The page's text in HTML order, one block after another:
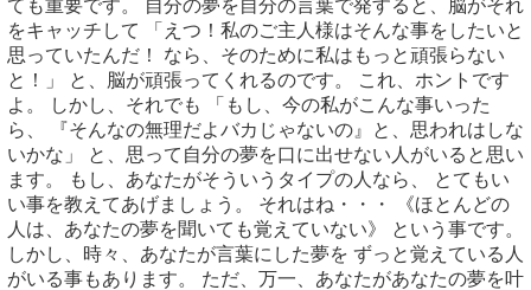
ても重要です。 自分の夢を自分の言葉で発すると、脳がそれ
をキャッチして 「えつ！私のご主人様はそんな事をしたいと
思っていたんだ！ なら、そのために私はもっと頑張らない
と！」 と、脳が頑張ってくれるのです。 これ、ホントです
よ。 しかし、それでも 「もし、今の私がこんな事いった
ら、 『そんなの無理だよバカじゃないの』と、思われはしな
いかな」 と、思って自分の夢を口に出せない人がいると思い
ます。 もし、あなたがそういうタイプの人なら、 とてもい
い事を教えてあげましょう。 それはね・・・ 《ほとんどの
人は、あなたの夢を聞いても覚えていない》 という事です。
しかし、時々、あなたが言葉にした夢を ずっと覚えている人
がいる事もあります。 ただ、万一、あなたがあなたの夢を叶